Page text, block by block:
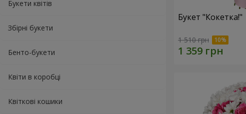
Букети квітів
Збірні букети
Бенто-букети
Квіти в коробці
Квіткові кошики
Букет "Кокетка!"
1 510 грн